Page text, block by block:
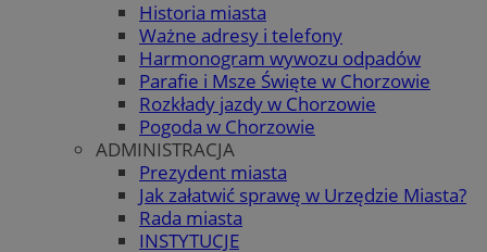
Historia miasta
Ważne adresy i telefony
Harmonogram wywozu odpadów
Parafie i Msze Święte w Chorzowie
Rozkłady jazdy w Chorzowie
Pogoda w Chorzowie
ADMINISTRACJA
Prezydent miasta
Jak załatwić sprawę w Urzędzie Miasta?
Rada miasta
INSTYTUCJE